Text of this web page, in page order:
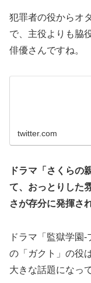
犯罪者の役からオ
で、主役よりも脇
俳優さんですね。
twitter.com
ドラマ「さくらの
て、おっとりした
さが存分に発揮さ
ドラマ「監獄学園
の「ガクト」の役
大きな話題になっ